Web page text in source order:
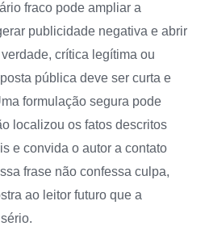
fraco pode ampliar a
publicidade negativa e abrir
crítica legítima ou
pública deve ser curta e
formulação segura pode
localizou os fatos descritos
e convida o autor a contato
frase não confessa culpa,
ao leitor futuro que a